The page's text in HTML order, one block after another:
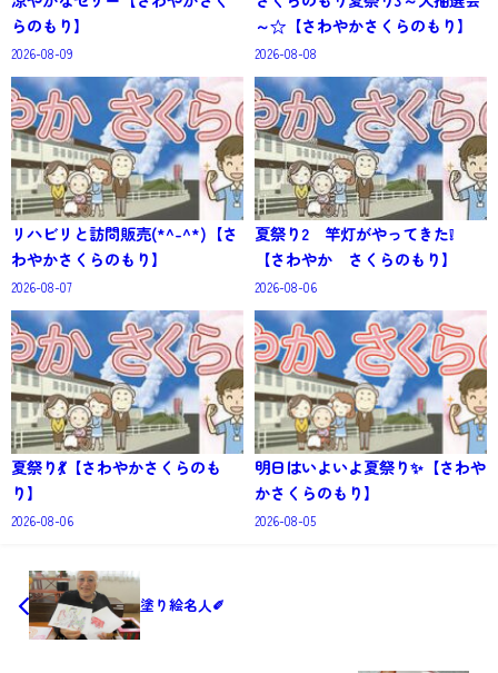
らのもり】
2026-08-09
～☆【さわやかさくらのもり】
2026-08-08
リハビリと訪問販売(*^-^*)【さ
わやかさくらのもり】
2026-08-07
夏祭り2 竿灯がやってきた❕
【さわやか さくらのもり】
2026-08-06
夏祭り💃【さわやかさくらのも
り】
2026-08-06
明日はいよいよ夏祭り✨【さわや
かさくらのもり】
2026-08-05
塗り絵名人✐